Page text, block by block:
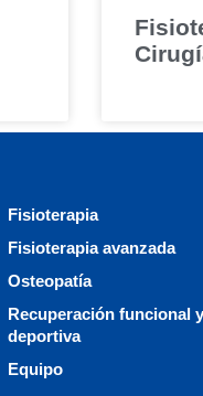
Fisioterapia
Fisioterapia avanzada
Osteopatía
Recuperación funcional y
deportiva
Equipo